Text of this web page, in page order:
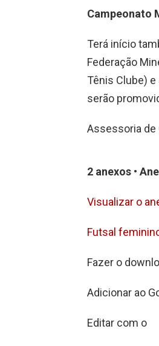
Campeonato
Terá início
Federação
Tênis Clube)
serão
Assessoria de
2 anexos •
Visualizar o
Futsal
Fazer o
Adicionar ao
Editar com o